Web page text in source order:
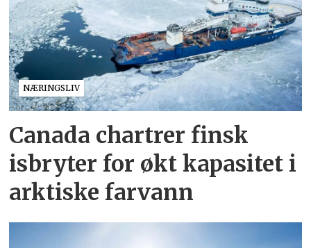
NÆRINGSLIV
Canada chartrer finsk
isbryter for økt kapasitet i
arktiske farvann